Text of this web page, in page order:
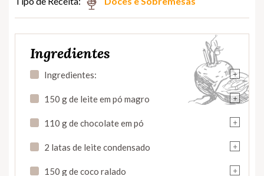
Ingredientes
+
Ingredientes:
+
150 g de leite em pó magro
+
110 g de chocolate em pó
+
2 latas de leite condensado
+
150 g de coco ralado